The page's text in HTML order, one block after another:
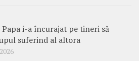
Papa i-a încurajat pe tineri să
suferind al altora